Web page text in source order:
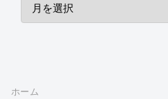
ホーム